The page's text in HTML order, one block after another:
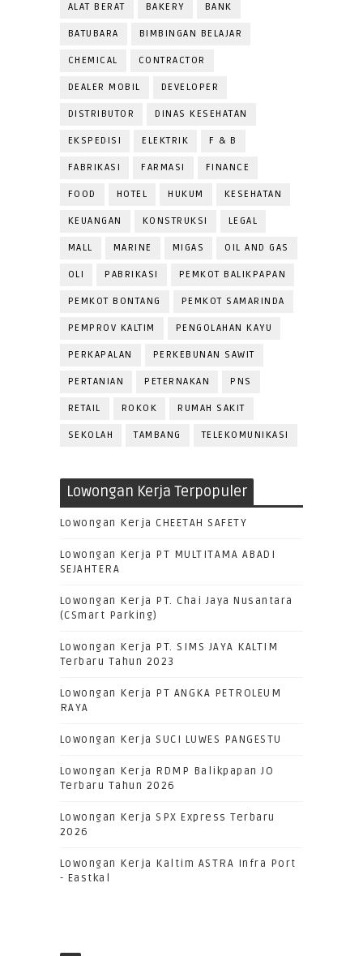
ALAT BERAT BAKERY BANK
BATUBARA BIMBINGAN BELAJAR
CHEMICAL CONTRACTOR
DEALER MOBIL DEVELOPER
DISTRIBUTOR DINAS KESEHATAN
EKSPEDISI ELEKTRIK F & B
FABRIKASI FARMASI FINANCE
FOOD HOTEL HUKUM KESEHATAN
KEUANGAN KONSTRUKSI LEGAL
MALL MARINE MIGAS OIL AND GAS
OLI PABRIKASI PEMKOT BALIKPAPAN
PEMKOT BONTANG PEMKOT SAMARINDA
PEMPROV KALTIM PENGOLAHAN KAYU
PERKAPALAN PERKEBUNAN SAWIT
PERTANIAN PETERNAKAN PNS
RETAIL ROKOK RUMAH SAKIT
SEKOLAH TAMBANG TELEKOMUNIKASI
Lowongan Kerja Terpopuler
Lowongan Kerja CHEETAH SAFETY
Lowongan Kerja PT MULTITAMA ABADI
SEJAHTERA
Lowongan Kerja PT. Chai Jaya Nusantara
(CSmart Parking)
Lowongan Kerja PT. SIMS JAYA KALTIM
Terbaru Tahun 2023
Lowongan Kerja PT ANGKA PETROLEUM
RAYA
Lowongan Kerja SUCI LUWES PANGESTU
Lowongan Kerja RDMP Balikpapan JO
Terbaru Tahun 2026
Lowongan Kerja SPX Express Terbaru
2026
Lowongan Kerja Kaltim ASTRA Infra Port
- Eastkal